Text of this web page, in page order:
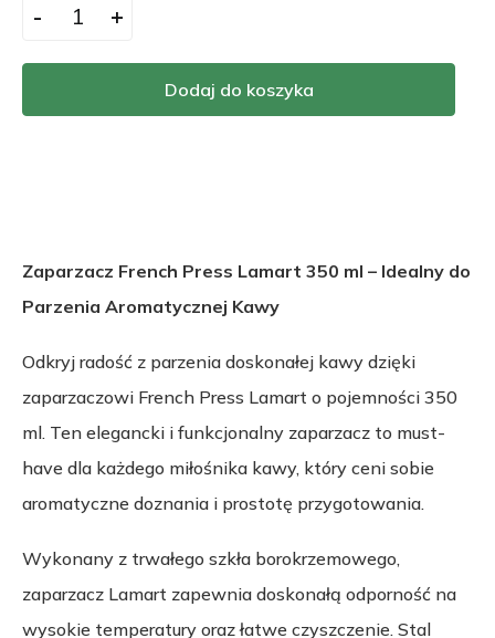
Dodaj do koszyka
- +
Zaparzacz French Press Lamart 350 ml – Idealny do
Parzenia Aromatycznej Kawy
Odkryj radość z parzenia doskonałej kawy dzięki
zaparzaczowi French Press Lamart o pojemności 350
ml. Ten elegancki i funkcjonalny zaparzacz to must-
have dla każdego miłośnika kawy, który ceni sobie
aromatyczne doznania i prostotę przygotowania.
Wykonany z trwałego szkła borokrzemowego,
zaparzacz Lamart zapewnia doskonałą odporność na
wysokie temperatury oraz łatwe czyszczenie. Stal